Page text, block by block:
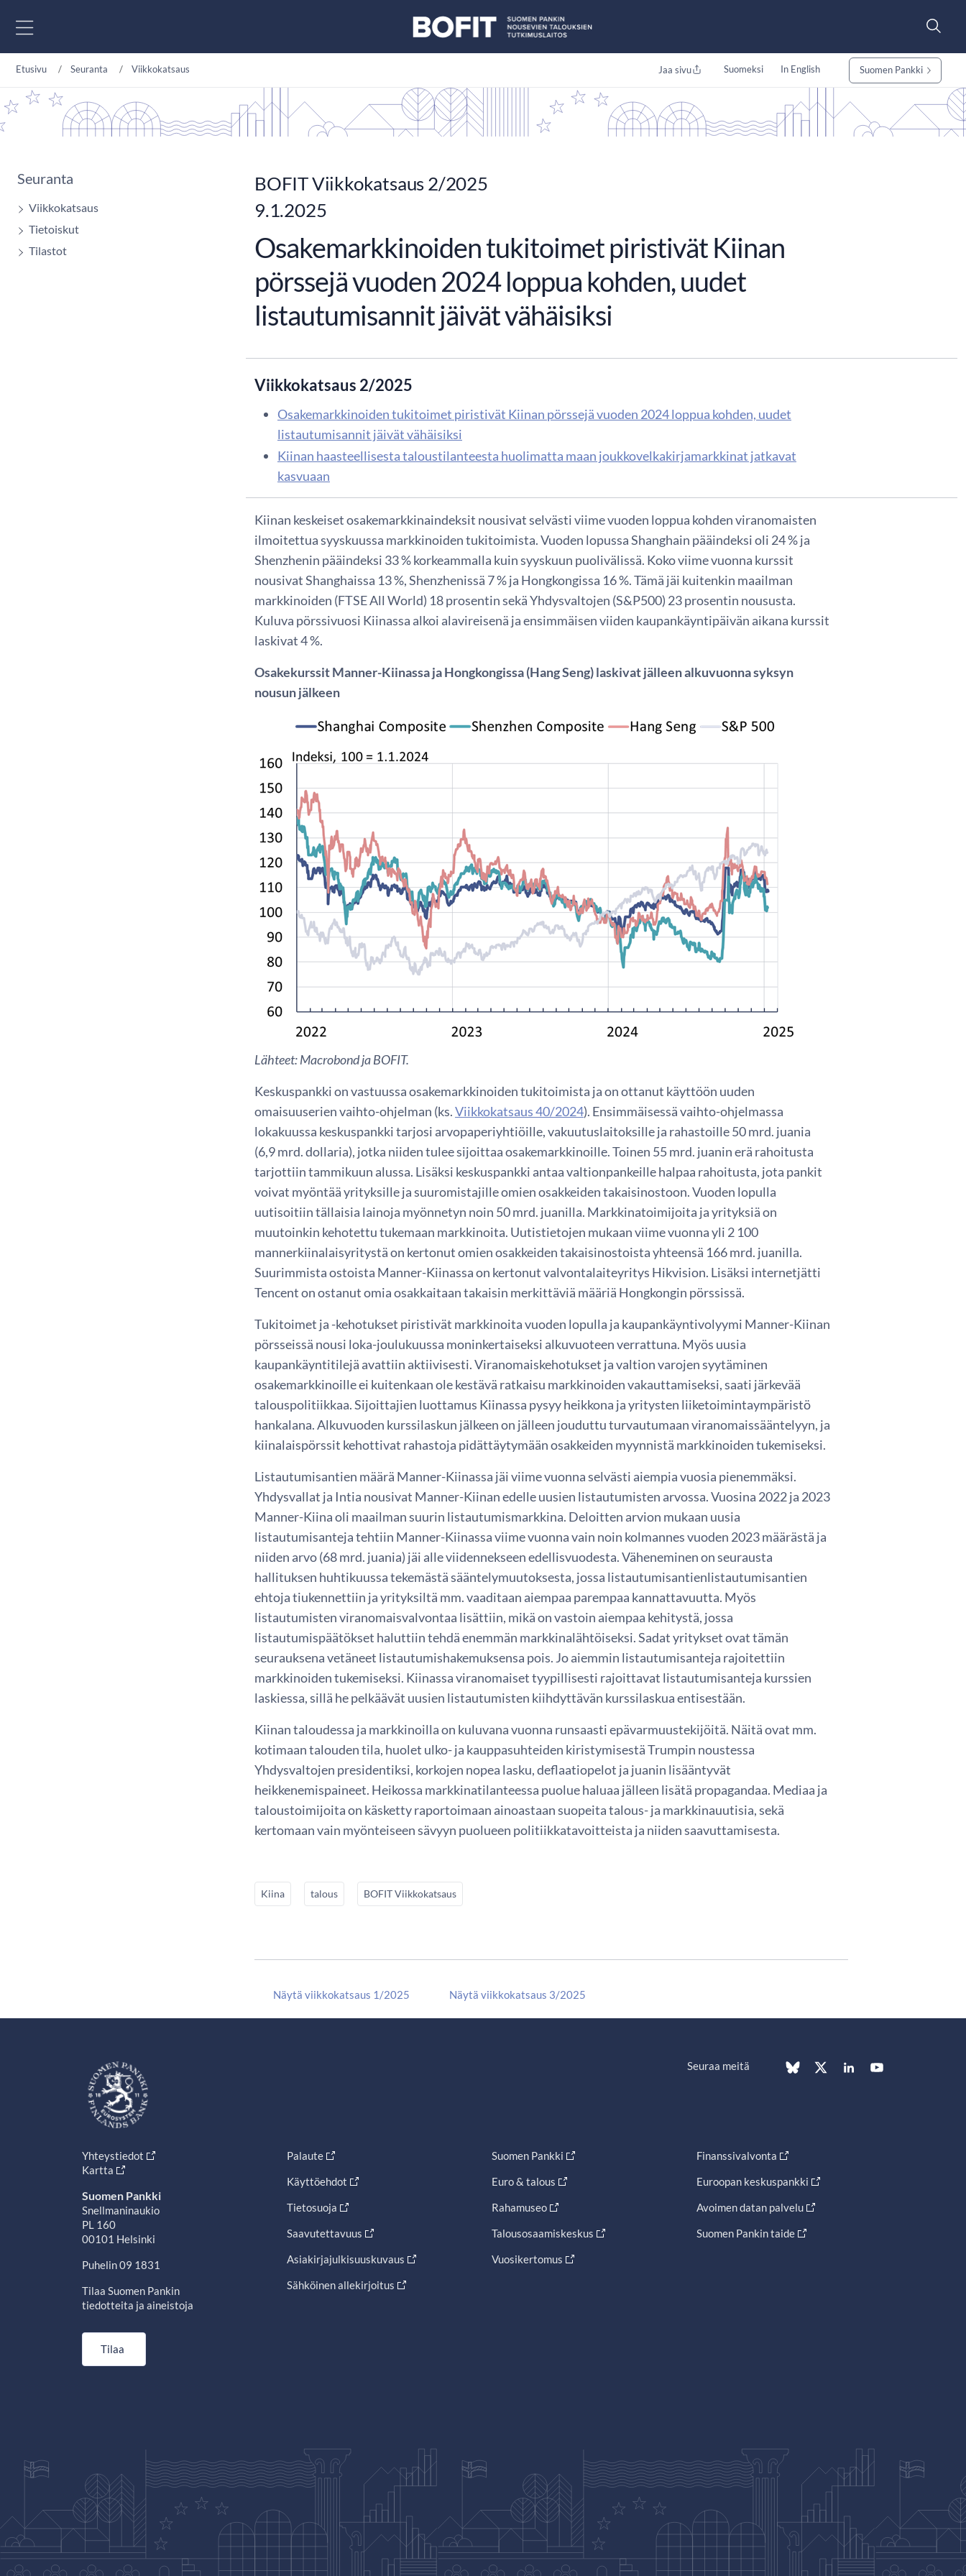
Etusivu Seuranta Viikkokatsaus Jaa sivu Suomeksi In English Suomen Pankki
Seuranta
Viikkokatsaus
Tietoiskut
Tilastot
BOFIT Viikkokatsaus 2/2025
9.1.2025
Osakemarkkinoiden tukitoimet piristivät Kiinan
pörssejä vuoden 2024 loppua kohden, uudet
listautumisannit jäivät vähäisiksi
Viikkokatsaus 2/2025
Osakemarkkinoiden tukitoimet piristivät Kiinan pörssejä vuoden 2024 loppua kohden, uudet
listautumisannit jäivät vähäisiksi
Kiinan haasteellisesta taloustilanteesta huolimatta maan joukkovelkakirjamarkkinat jatkavat
kasvuaan
Kiinan keskeiset osakemarkkinaindeksit nousivat selvästi viime vuoden loppua kohden viranomaisten
ilmoitettua syyskuussa markkinoiden tukitoimista. Vuoden lopussa Shanghain pääindeksi oli 24 % ja
Shenzhenin pääindeksi 33 % korkeammalla kuin syyskuun puolivälissä. Koko viime vuonna kurssit
nousivat Shanghaissa 13 %, Shenzhenissä 7 % ja Hongkongissa 16 %. Tämä jäi kuitenkin maailman
markkinoiden (FTSE All World) 18 prosentin sekä Yhdysvaltojen (S&P500) 23 prosentin noususta.
Kuluva pörssivuosi Kiinassa alkoi alavireisenä ja ensimmäisen viiden kaupankäyntipäivän aikana kurssit
laskivat 4 %.
Osakekurssit Manner-Kiinassa ja Hongkongissa (Hang Seng) laskivat jälleen alkuvuonna syksyn
nousun jälkeen
Lähteet: Macrobond ja BOFIT.
Keskuspankki on vastuussa osakemarkkinoiden tukitoimista ja on ottanut käyttöön uuden
omaisuuserien vaihto-ohjelman (ks.Viikkokatsaus 40/2024). Ensimmäisessä vaihto-ohjelmassa
lokakuussa keskuspankki tarjosi arvopaperiyhtiöille, vakuutuslaitoksille ja rahastoille 50 mrd. juania
(6,9 mrd. dollaria), jotka niiden tulee sijoittaa osakemarkkinoille. Toinen 55 mrd. juanin erä rahoitusta
tarjottiin tammikuun alussa. Lisäksi keskuspankki antaa valtionpankeille halpaa rahoitusta, jota pankit
voivat myöntää yrityksille ja suuromistajille omien osakkeiden takaisinostoon. Vuoden lopulla
uutisoitiin tällaisia lainoja myönnetyn noin 50 mrd. juanilla. Markkinatoimijoita ja yrityksiä on
muutoinkin kehotettu tukemaan markkinoita. Uutistietojen mukaan viime vuonna yli 2 100
mannerkiinalaisyritystä on kertonut omien osakkeiden takaisinostoista yhteensä 166 mrd. juanilla.
Suurimmista ostoista Manner-Kiinassa on kertonut valvontalaiteyritys Hikvision. Lisäksi internetjätti
Tencent on ostanut omia osakkaitaan takaisin merkittäviä määriä Hongkongin pörssissä.
Tukitoimet ja -kehotukset piristivät markkinoita vuoden lopulla ja kaupankäyntivolyymi Manner-Kiinan
pörsseissä nousi loka-joulukuussa moninkertaiseksi alkuvuoteen verrattuna. Myös uusia
kaupankäyntitilejä avattiin aktiivisesti. Viranomaiskehotukset ja valtion varojen syytäminen
osakemarkkinoille ei kuitenkaan ole kestävä ratkaisu markkinoiden vakauttamiseksi, saati järkevää
talouspolitiikkaa. Sijoittajien luottamus Kiinassa pysyy heikkona ja yritysten liiketoimintaympäristö
hankalana. Alkuvuoden kurssilaskun jälkeen on jälleen jouduttu turvautumaan viranomaissääntelyyn, ja
kiinalaispörssit kehottivat rahastoja pidättäytymään osakkeiden myynnistä markkinoiden tukemiseksi.
Listautumisantien määrä Manner-Kiinassa jäi viime vuonna selvästi aiempia vuosia pienemmäksi.
Yhdysvallat ja Intia nousivat Manner-Kiinan edelle uusien listautumisten arvossa. Vuosina 2022 ja 2023
Manner-Kiina oli maailman suurin listautumismarkkina. Deloitten arvion mukaan uusia
listautumisanteja tehtiin Manner-Kiinassa viime vuonna vain noin kolmannes vuoden 2023 määrästä ja
niiden arvo (68 mrd. juania) jäi alle viidennekseen edellisvuodesta. Väheneminen on seurausta
hallituksen huhtikuussa tekemästä sääntelymuutoksesta, jossa listautumisantienlistautumisantien
ehtoja tiukennettiin ja yrityksiltä mm. vaaditaan aiempaa parempaa kannattavuutta. Myös
listautumisten viranomaisvalvontaa lisättiin, mikä on vastoin aiempaa kehitystä, jossa
listautumispäätökset haluttiin tehdä enemmän markkinalähtöiseksi. Sadat yritykset ovat tämän
seurauksena vetäneet listautumishakemuksensa pois. Jo aiemmin listautumisanteja rajoitettiin
markkinoiden tukemiseksi. Kiinassa viranomaiset tyypillisesti rajoittavat listautumisanteja kurssien
laskiessa, sillä he pelkäävät uusien listautumisten kiihdyttävän kurssilaskua entisestään.
Kiinan taloudessa ja markkinoilla on kuluvana vuonna runsaasti epävarmuustekijöitä. Näitä ovat mm.
kotimaan talouden tila, huolet ulko- ja kauppasuhteiden kiristymisestä Trumpin noustessa
Yhdysvaltojen presidentiksi, korkojen nopea lasku, deflaatiopelot ja juanin lisääntyvät
heikkenemispaineet. Heikossa markkinatilanteessa puolue haluaa jälleen lisätä propagandaa. Mediaa ja
taloustoimijoita on käsketty raportoimaan ainoastaan suopeita talous- ja markkinauutisia, sekä
kertomaan vain myönteiseen sävyyn puolueen politiikkatavoitteista ja niiden saavuttamisesta.
Kiina talous BOFIT Viikkokatsaus
Näytä viikkokatsaus 1/2025 Näytä viikkokatsaus 3/2025
Seuraa meitä
Yhteystiedot
Kartta
Suomen Pankki
Snellmaninaukio
PL 160
00101 Helsinki
Puhelin 09 1831
Tilaa Suomen Pankin
tiedotteita ja aineistoja
Tilaa
Palaute
Käyttöehdot
Tietosuoja
Saavutettavuus
Asiakirjajulkisuuskuvaus
Sähköinen allekirjoitus
Suomen Pankki
Euro & talous
Rahamuseo
Talousosaamiskeskus
Vuosikertomus
Finanssivalvonta
Euroopan keskuspankki
Avoimen datan palvelu
Suomen Pankin taide